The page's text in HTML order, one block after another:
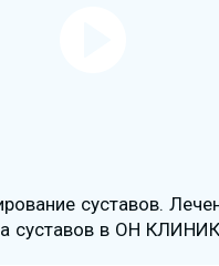
суставов.
суставов в ОН КЛИНИК